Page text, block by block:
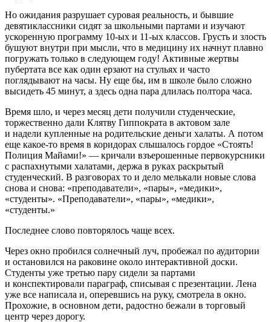
Но ожидания разрушает суровая реальность, и бывшие
девятиклассники сидят за школьными партами и изучают
ускоренную программу 10-ых и 11-ых классов. Грусть и злость
бушуют внутри при мысли, что в медицину их начнут плавно
погружать только в следующем году! Активные жертвы
пубертата все как один ерзают на стульях и часто
поглядывают на часы. Ну еще бы, им в школе было сложно
высидеть 45 минут, а здесь одна пара длилась полтора часа.
Время шло, и через месяц дети получили студенческие,
торжественно дали Клятву Гиппократа в актовом зале
и надели купленные на родительские деньги халаты. А потом
еще какое-то время в коридорах слышалось гордое «Стоять!
Полиция Майами!» — кричали взъерошенные первокурсники
с распахнутыми халатами, держа в руках раскрытый
студенческий. В разговорах то и дело мелькали новые слова
снова и снова: «преподаватели», «пары», «медики»,
«студенты». «Преподаватели», «пары», «медики»,
«студенты.»
Последнее слово повторялось чаще всех.
Через окно пробился солнечный луч, пробежал по аудитории
и остановился на раковине около интерактивной доски.
Студенты уже третью пару сидели за партами
и конспектировали параграф, списывая с презентации. Лена
уже все написала и, оперевшись на руку, смотрела в окно.
Прохожие, в основном дети, радостно бежали в торговый
центр через дорогу.